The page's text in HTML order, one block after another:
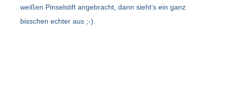
weißen Pinselstift angebracht, dann sieht’s ein ganz
bisschen echter aus ;-).